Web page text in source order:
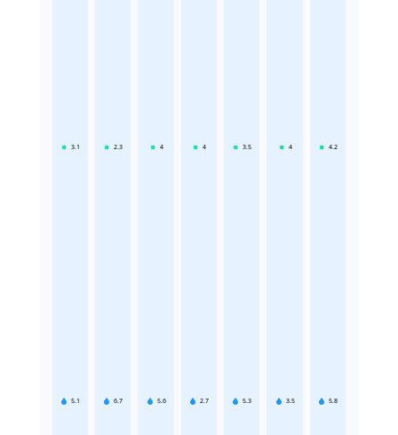
3.1
5.1
2.3
6.7
4
5.6
4
2.7
3.5
5.3
4
3.5
4.2
5.8